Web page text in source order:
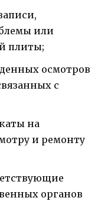
или
плиты;
осмотров
с
на
и ремонту
органов